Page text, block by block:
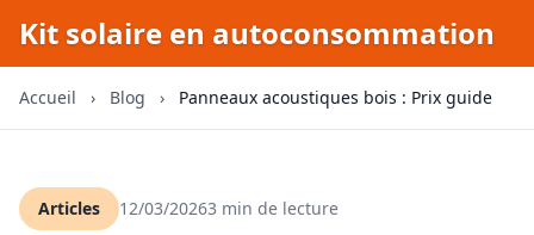
Kit solaire en autoconsommation
Accueil › Blog › Panneaux acoustiques bois : Prix guide
Articles 12/03/20263 min de lecture